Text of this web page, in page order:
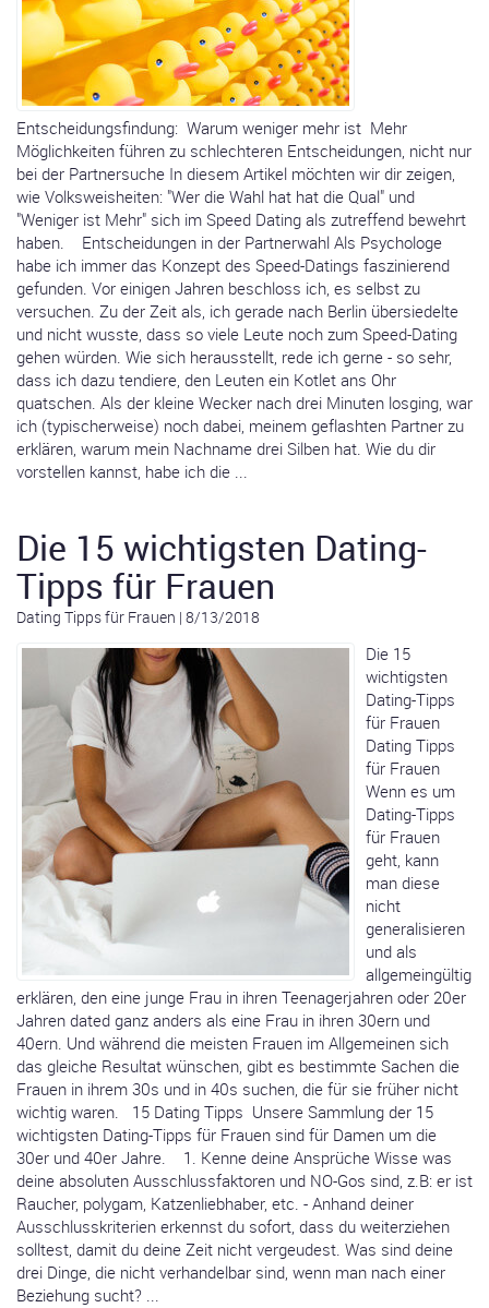
Entscheidungsfindung: Warum weniger mehr ist Mehr
Möglichkeiten führen zu schlechteren Entscheidungen, nicht nur
bei der Partnersuche In diesem Artikel möchten wir dir zeigen,
wie Volksweisheiten: "Wer die Wahl hat hat die Qual" und
"Weniger ist Mehr" sich im Speed Dating als zutreffend bewehrt
haben. Entscheidungen in der Partnerwahl Als Psychologe
habe ich immer das Konzept des Speed-Datings faszinierend
gefunden. Vor einigen Jahren beschloss ich, es selbst zu
versuchen. Zu der Zeit als, ich gerade nach Berlin übersiedelte
und nicht wusste, dass so viele Leute noch zum Speed-Dating
gehen würden. Wie sich herausstellt, rede ich gerne - so sehr,
dass ich dazu tendiere, den Leuten ein Kotlet ans Ohr
quatschen. Als der kleine Wecker nach drei Minuten losging, war
ich (typischerweise) noch dabei, meinem geflashten Partner zu
erklären, warum mein Nachname drei Silben hat. Wie du dir
vorstellen kannst, habe ich die ...
Die 15 wichtigsten Dating-
Tipps für Frauen
Dating Tipps für Frauen | 8/13/2018
Die 15
wichtigsten
Dating-Tipps
für Frauen
Dating Tipps
für Frauen
Wenn es um
Dating-Tipps
für Frauen
geht, kann
man diese
nicht
generalisieren
und als
allgemeingültig
erklären, den eine junge Frau in ihren Teenagerjahren oder 20er
Jahren dated ganz anders als eine Frau in ihren 30ern und
40ern. Und während die meisten Frauen im Allgemeinen sich
das gleiche Resultat wünschen, gibt es bestimmte Sachen die
Frauen in ihrem 30s und in 40s suchen, die für sie früher nicht
wichtig waren. 15 Dating Tipps Unsere Sammlung der 15
wichtigsten Dating-Tipps für Frauen sind für Damen um die
30er und 40er Jahre. 1. Kenne deine Ansprüche Wisse was
deine absoluten Ausschlussfaktoren und NO-Gos sind, z.B: er ist
Raucher, polygam, Katzenliebhaber, etc. - Anhand deiner
Ausschlusskriterien erkennst du sofort, dass du weiterziehen
solltest, damit du deine Zeit nicht vergeudest. Was sind deine
drei Dinge, die nicht verhandelbar sind, wenn man nach einer
Beziehung sucht? ...